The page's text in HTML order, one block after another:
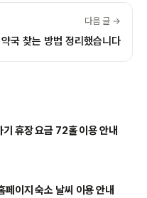
다음 글 →
국 찾는 방법 정리했습니다
휴장 요금 72홀 이용 안내
페이지 숙소 날씨 이용 안내